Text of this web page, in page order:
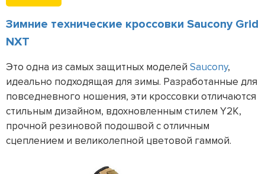
Зимние технические кроссовки Saucony Grid
NXT
Это одна из самых защитных моделей Saucony,
идеально подходящая для зимы. Разработанные для
повседневного ношения, эти кроссовки отличаются
стильным дизайном, вдохновленным стилем Y2K,
прочной резиновой подошвой с отличным
сцеплением и великолепной цветовой гаммой.